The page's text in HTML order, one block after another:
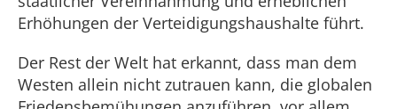
Erhöhungen der Verteidigungshaushalte führt.
Der Rest der Welt hat erkannt, dass man dem
Westen allein nicht zutrauen kann, die globalen